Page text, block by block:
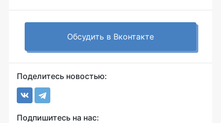
Обсудить в Вконтакте
Поделитесь новостью:
Подпишитесь на нас: